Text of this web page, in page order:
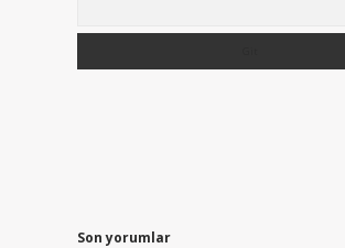
Son yorumlar